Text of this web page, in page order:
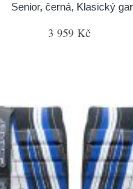
Senior, černá, Klasický
3 959 Kč